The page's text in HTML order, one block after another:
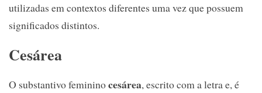
utilizadas em contextos diferentes uma vez que possuem
significados distintos.
Cesárea
O substantivo femininocesárea, escrito com a letra e, é